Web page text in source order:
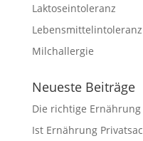
Laktoseintoleranz
Lebensmittelintoleranz
Milchallergie
Neueste Beiträge
Die richtige
Ist Ernährung